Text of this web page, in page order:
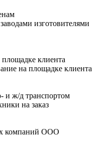
изготовителями
клиента
на площадке клиента
и ж/д транспортом
на заказ
компаний ООО